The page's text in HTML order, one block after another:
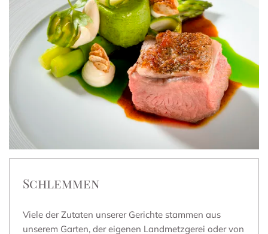
Schlemmen
Viele der Zutaten unserer Gerichte stammen aus
unserem Garten, der eigenen Landmetzgerei oder von